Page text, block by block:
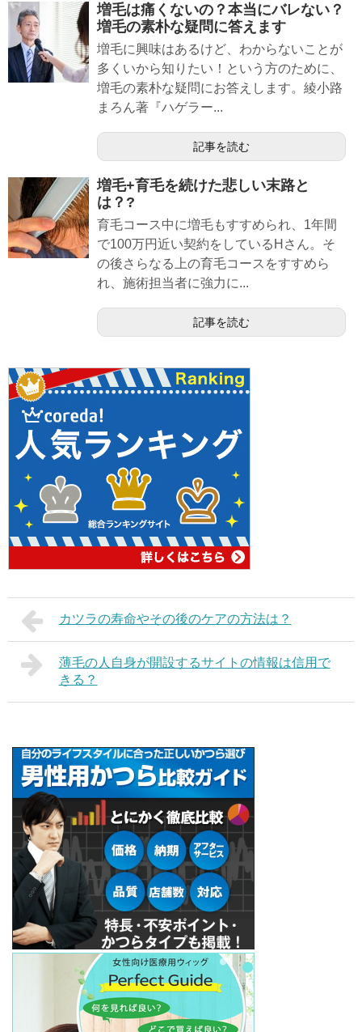
増毛は痛くないの？本当にバレない？
増毛の素朴な疑問に答えます
増毛に興味はあるけど、わからないことが
多くいから知りたい！という方のために、
増毛の素朴な疑問にお答えします。綾小路
まろん著『ハゲラー...
記事を読む
増毛+育毛を続けた悲しい末路と
は？?
育毛コース中に増毛もすすめられ、1年間
で100万円近い契約をしているHさん。そ
の後さらなる上の育毛コースをすすめら
れ、施術担当者に強力に...
記事を読む
カツラの寿命やその後のケアの方法は？
薄毛の人自身が開設するサイトの情報は信用で
きる？